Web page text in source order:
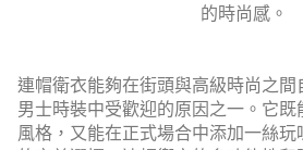
的時尚感。
連帽衛衣能夠在街頭與高級時尚之間
男士時裝中受歡迎的原因之一。它
風格，又能在正式場合中添加一絲